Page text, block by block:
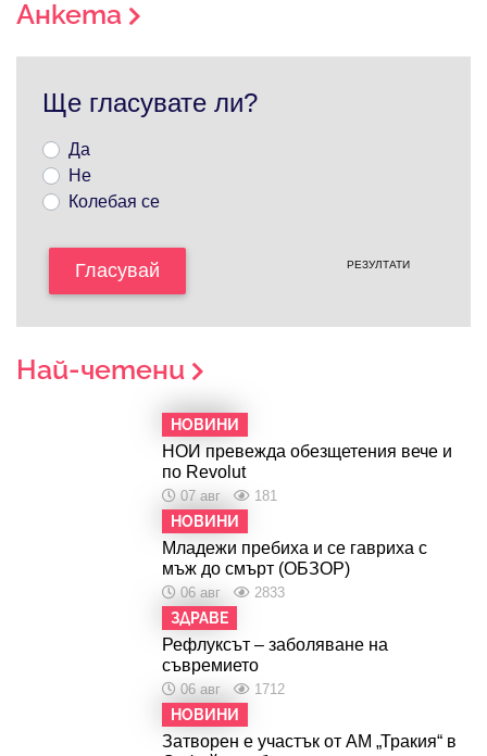
Анкета
Ще гласувате ли?
Да
Не
Колебая се
Гласувай РЕЗУЛТАТИ
Най-четени
НОВИНИ
НОИ превежда обезщетения вече и
по Revolut
07 авг 181
НОВИНИ
Младежи пребиха и се гавриха с
мъж до смърт (ОБЗОР)
06 авг 2833
ЗДРАВЕ
Рефлуксът – заболяване на
съвремието
06 авг 1712
НОВИНИ
Затворен е участък от АМ „Тракия“ в